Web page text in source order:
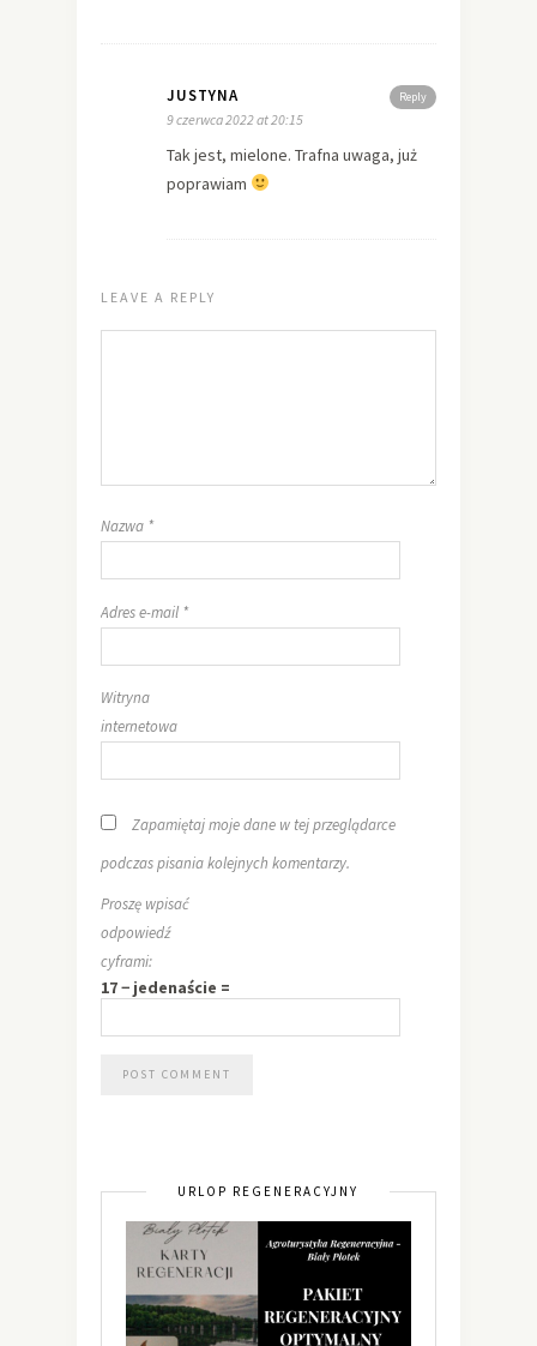
Reply
JUSTYNA
9 czerwca 2022 at 20:15
Tak jest, mielone. Trafna uwaga, już
poprawiam
LEAVE A REPLY
Nazwa *
Adres e-mail *
Witryna
internetowa
Zapamiętaj moje dane w tej przeglądarce
podczas pisania kolejnych komentarzy.
Proszę wpisać
odpowiedź
cyframi:
17 − jedenaście =
URLOP REGENERACYJNY